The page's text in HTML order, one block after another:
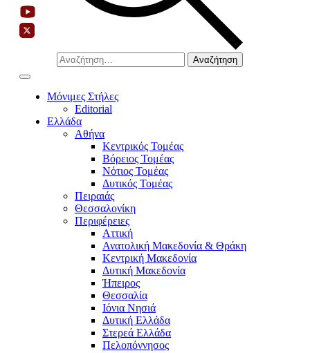
Αναζήτηση
για:
Μόνιμες Στήλες
Editorial
Ελλάδα
Αθήνα
Κεντρικός Τομέας
Βόρειος Τομέας
Νότιος Τομέας
Δυτικός Τομέας
Πειραιάς
Θεσσαλονίκη
Περιφέρειες
Αττική
Ανατολική Μακεδονία & Θράκη
Κεντρική Μακεδονία
Δυτική Μακεδονία
Ήπειρος
Θεσσαλία
Ιόνια Νησιά
Δυτική Ελλάδα
Στερεά Ελλάδα
Πελοπόννησος